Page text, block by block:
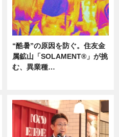
“酷暑”の原因を防ぐ。住友金
属鉱山「SOLAMENT®」が挑
む、異業種…